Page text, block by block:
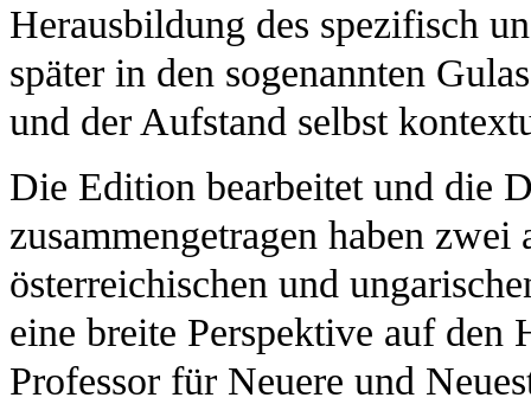
Herausbildung des spezifisch
später in den sogenannten
und der Aufstand selbst
Die Edition bearbeitet und die
zusammengetragen haben zwei
österreichischen und
eine breite Perspektive auf
Professor für Neuere und